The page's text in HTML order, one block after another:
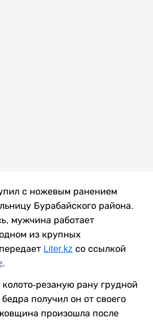
с ножевым ранением
Бурабайского района.
мужчина работает
из крупных
Liter.kz со ссылкой
.
резаную рану грудной
получил он от своего
произошла после